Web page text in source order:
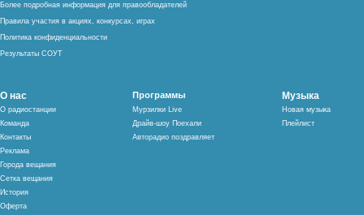
Более подробная информация для правообладателей
Правила участия в акциях, конкурсах, играх
Политика конфиденциальности
Результаты СОУТ
О нас
О радиостанции
Команда
Контакты
Реклама
Города вещания
Сетка вещания
История
Оферта
Программы
Мурзилки Live
Драйв-шоу Поехали
Авторадио поздравляет
Музыка
Новая музыка
Плейлист